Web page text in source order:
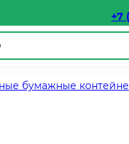
+7
бумажные